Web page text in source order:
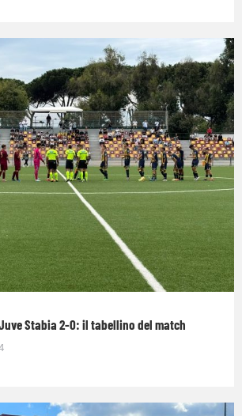
Stabia 2-0: il tabellino del match